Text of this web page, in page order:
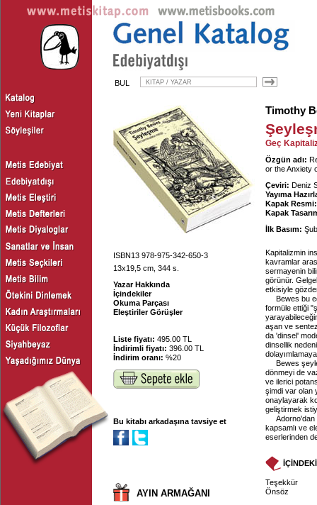
BUL
ISBN13 978-975-342-650-3
13x19,5 cm, 344 s.
Yazar Hakkında
İçindekiler
Okuma Parçası
Eleştiriler Görüşler
Liste fiyatı: 495.00 TL
İndirimli fiyatı: 396.00 TL
İndirim oranı: %20
Bu kitabı arkadaşına tavsiye et
AYIN ARMAĞANI
Timothy
Geç
Özgün adı:
or the Anxiety
Çeviri: Deniz
Yayıma
Kapak Resmi:
Kapak
İlk Basım:
Kapitalizmin
kavramlar
sermayenin
görünür.
etkisiyle
Bewes bu
formüle ettiği
aşan ve
da 'dinsel'
dinsellik
Bewes
dönmeyi de
ve ilerici
şimdi var olan
onaylayarak
geliştirmek
Adorno'dan
kapsamlı ve
eserlerinden
Teşekkür
Önsöz